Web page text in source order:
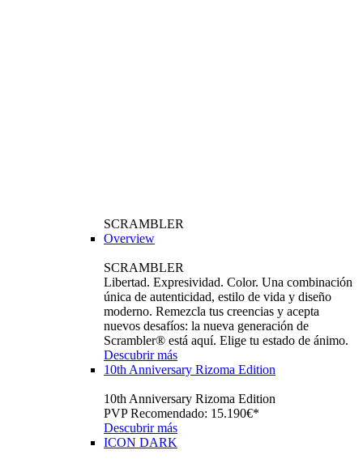
SCRAMBLER
Overview
SCRAMBLER
Libertad. Expresividad. Color. Una combinación
única de autenticidad, estilo de vida y diseño
moderno. Remezcla tus creencias y acepta
nuevos desafíos: la nueva generación de
Scrambler® está aquí. Elige tu estado de ánimo.
Descubrir más
10th Anniversary Rizoma Edition
10th Anniversary Rizoma Edition
PVP Recomendado: 15.190€*
Descubrir más
ICON DARK